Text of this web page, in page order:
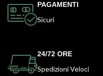
PAGAMENTI
Sicuri
24/72 ORE
Spedizioni Veloci